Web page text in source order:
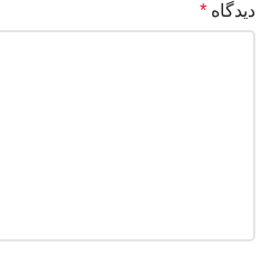
دیدگاه *